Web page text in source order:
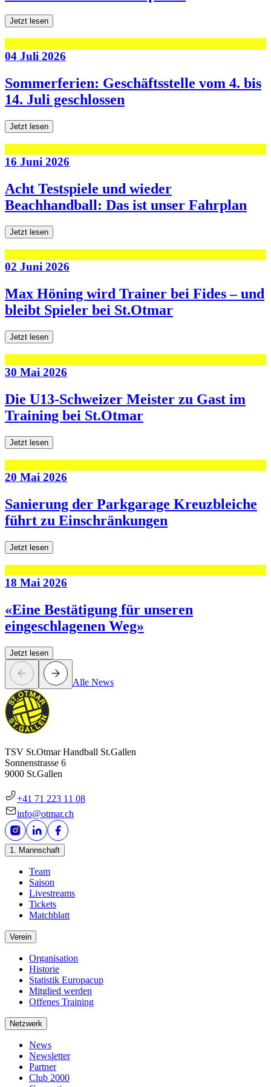
Jetzt lesen
04 Juli 2026
Sommerferien: Geschäftsstelle vom 4. bis
14. Juli geschlossen
Jetzt lesen
16 Juni 2026
Acht Testspiele und wieder
Beachhandball: Das ist unser Fahrplan
Jetzt lesen
02 Juni 2026
Max Höning wird Trainer bei Fides – und
bleibt Spieler bei St.Otmar
Jetzt lesen
30 Mai 2026
Die U13-Schweizer Meister zu Gast im
Training bei St.Otmar
Jetzt lesen
20 Mai 2026
Sanierung der Parkgarage Kreuzbleiche
führt zu Einschränkungen
Jetzt lesen
18 Mai 2026
«Eine Bestätigung für unseren
eingeschlagenen Weg»
Jetzt lesen
Alle News
TSV St.Otmar Handball St.Gallen
Sonnenstrasse 6
9000 St.Gallen
+41 71 223 11 08
info@otmar.ch
1. Mannschaft
Team
Saison
Livestreams
Tickets
Matchblatt
Verein
Organisation
Historie
Statistik Europacup
Mitglied werden
Offenes Training
Netzwerk
News
Newsletter
Partner
Club 2000